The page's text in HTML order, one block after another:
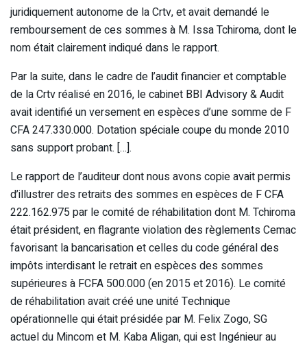
juridiquement autonome de la Crtv, et avait demandé le
remboursement de ces sommes à M. Issa Tchiroma, dont le
nom était clairement indiqué dans le rapport.
Par la suite, dans le cadre de l’audit financier et comptable
de la Crtv réalisé en 2016, le cabinet BBI Advisory & Audit
avait identifié un versement en espèces d’une somme de F
CFA 247.330.000. Dotation spéciale coupe du monde 2010
sans support probant. […].
Le rapport de l’auditeur dont nous avons copie avait permis
d’illustrer des retraits des sommes en espèces de F CFA
222.162.975 par le comité de réhabilitation dont M. Tchiroma
était président, en flagrante violation des règlements Cemac
favorisant la bancarisation et celles du code général des
impôts interdisant le retrait en espèces des sommes
supérieures à FCFA 500.000 (en 2015 et 2016). Le comité
de réhabilitation avait créé une unité Technique
opérationnelle qui était présidée par M. Felix Zogo, SG
actuel du Mincom et M. Kaba Aligan, qui est Ingénieur au